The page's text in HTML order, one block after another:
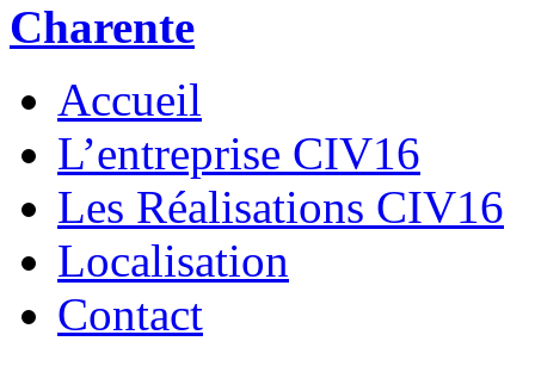
Charente
Accueil
L’entreprise CIV16
Les Réalisations CIV16
Localisation
Contact